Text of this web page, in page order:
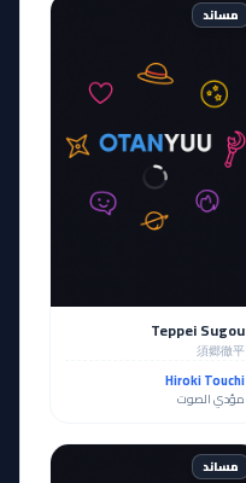
مساند
Teppei Sugou
須郷徹平
Hiroki Touchi
مؤدي الصوت
مساند